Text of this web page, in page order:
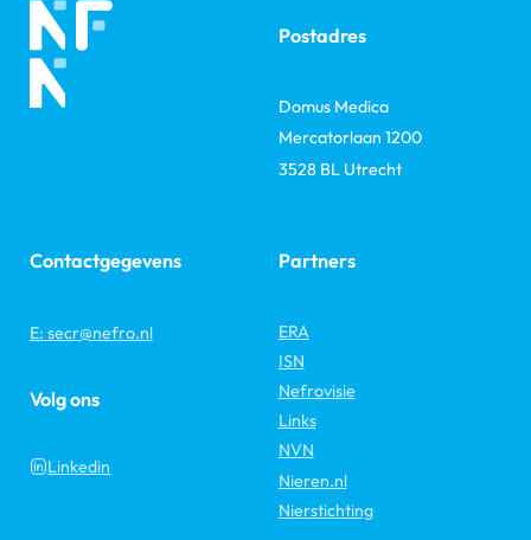
Postadres
Domus Medica
Mercatorlaan 1200
3528 BL Utrecht
Contactgegevens
E: secr@nefro.nl
Volg ons
Linkedin
Partners
ERA
ISN
Nefrovisie
Links
NVN
Nieren.nl
Nierstichting